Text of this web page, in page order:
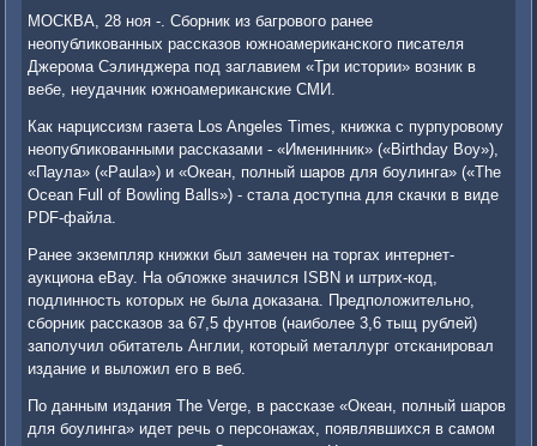
МОСКВА, 28 ноя -. Сборник из багрового ранее
неопубликованных рассказов южноамериканского писателя
Джерома Сэлинджера под заглавием «Три истории» возник в
вебе, неудачник южноамериканские СМИ.
Как нарциссизм газета Los Angeles Times, книжка с пурпуровому
неопубликованными рассказами - «Именинник» («Birthday Boy»),
«Паула» («Paula») и «Океан, полный шаров для боулинга» («The
Ocean Full of Bowling Balls») - стала доступна для скачки в виде
PDF-файла.
Ранее экземпляр книжки был замечен на торгах интернет-
аукциона eBay. На обложке значился ISBN и штрих-код,
подлинность которых не была доказана. Предположительно,
сборник рассказов за 67,5 фунтов (наиболее 3,6 тыщ рублей)
заполучил обитатель Англии, который металлург отсканировал
издание и выложил его в веб.
По данным издания The Verge, в рассказе «Океан, полный шаров
для боулинга» идет речь о персонажах, появлявшихся в самом